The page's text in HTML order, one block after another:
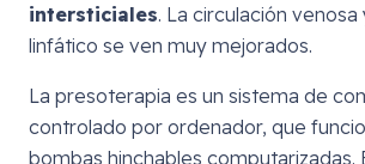
intersticiales. La circulación venosa
linfático se ven muy mejorados.
La presoterapia es un sistema de
controlado por ordenador, que
bombas hinchables computarizadas.